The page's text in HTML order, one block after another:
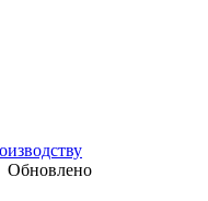
Обновлено